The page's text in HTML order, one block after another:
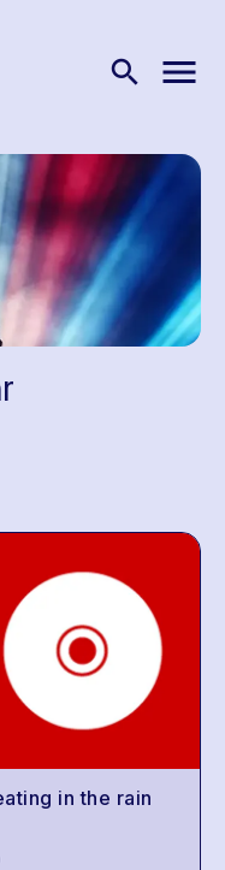
search menu
in the rain